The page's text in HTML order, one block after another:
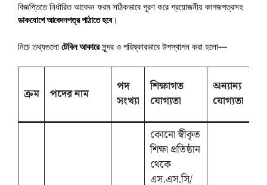
বিজ্ঞপ্তিতে নির্ধারিত আবেদন ফরম সঠিকভাবে পূরণ করে প্রয়োজনীয় কাগজপত্রসহ
ডাকযোগে আবেদনপত্র পাঠাতে হবে।
নিচে তথ্যগুলো টেবিল আকারেসুন্দর ও পরিষ্কারভাবে উপস্থাপন করা হলো—
ক্রম পদের নাম
পদ
সংখ্যা
শিক্ষাগত
যোগ্যতা
অন্যান্য
যোগ্যতা
কোনো স্বীকৃত
শিক্ষা প্রতিষ্ঠান
থেকে
এস.এস.সি/